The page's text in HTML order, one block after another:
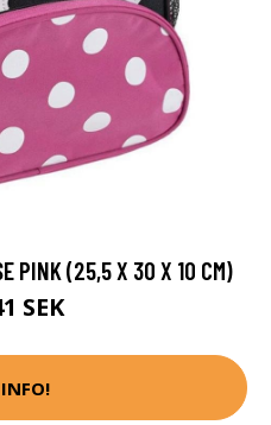
PINK (25,5 X 30 X 10 CM)
SEK